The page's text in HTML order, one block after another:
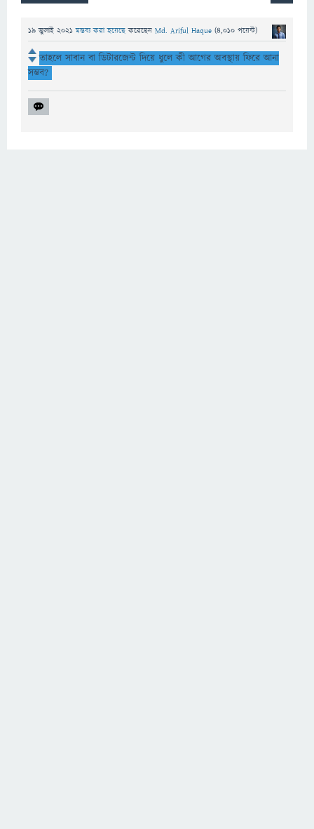
19 জুলাই 2021 মন্তব্য করা হয়েছেকরেছেন Md. Ariful Haque (4,010 পয়েন্ট)
তাহলে সাবান বা ডিটারজেন্ট দিয়ে ধুলে কী আগের অবস্থায় ফিরে আনা
সম্ভব?